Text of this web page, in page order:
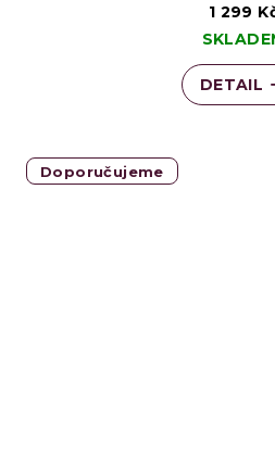
1 299
DETAIL
Doporučujeme